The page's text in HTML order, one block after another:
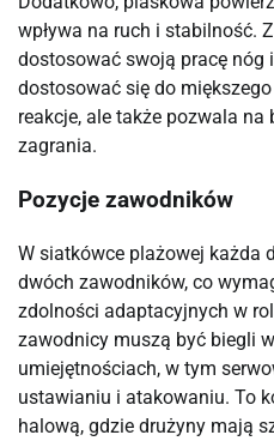
wpływa na ruch i stabilność.
dostosować swoją pracę nóg
dostosować się do
reakcje, ale także pozwala
zagrania.
Pozycje zawodników
W siatkówce plażowej każda
dwóch zawodników, co
zdolności adaptacyjnych w
zawodnicy muszą być biegli
umiejętnościach, w tym
ustawianiu i atakowaniu. To
halową, gdzie drużyny mają